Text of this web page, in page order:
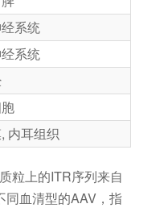
系统
系统
内耳组织
粒上的ITR序列来自
同血清型的AAV，指